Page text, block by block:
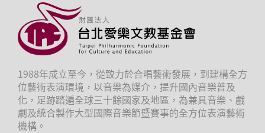
1988年成立至今，從致力於合唱藝術發展，到建構全方
位藝術表演環境，以音樂為媒介，提升國內音樂普及
化，足跡踏遍全球三十餘國家及地區，為兼具音樂、戲
劇及統合製作大型國際音樂節暨賽事的全方位表演藝術
機構。